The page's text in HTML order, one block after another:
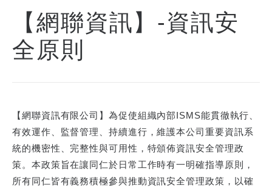
【網聯資訊】-資訊安
全原則
【網聯資訊有限公司】為促使組織內部ISMS能貫徹執行、
有效運作、監督管理、持續進行，維護本公司重要資訊系
統的機密性、完整性與可用性，特頒佈資訊安全管理政
策。本政策旨在讓同仁於日常工作時有一明確指導原則，
所有同仁皆有義務積極參與推動資訊安全管理政策，以確